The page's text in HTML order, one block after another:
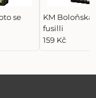
se
KM Boloňská
fusilli
159 Kč